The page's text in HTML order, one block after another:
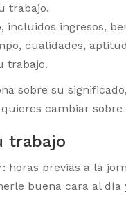
trabajo.
incluidos ingresos,
cualidades,
trabajo.
sobre su
cambiar
trabajo
horas previas a la
buena cara al